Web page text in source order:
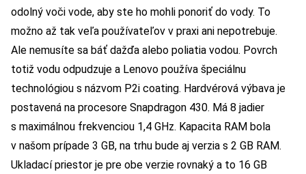
odolný voči vode, aby ste ho mohli ponoriť do vody. To
možno až tak veľa používateľov v praxi ani nepotrebuje.
Ale nemusíte sa báť dažďa alebo poliatia vodou. Povrch
totiž vodu odpudzuje a Lenovo používa špeciálnu
technológiou s názvom P2i coating. Hardvérová výbava je
postavená na procesore Snapdragon 430. Má 8 jadier
s maximálnou frekvenciou 1,4 GHz. Kapacita RAM bola
v našom prípade 3 GB, na trhu bude aj verzia s 2 GB RAM.
Ukladací priestor je pre obe verzie rovnaký a to 16 GB